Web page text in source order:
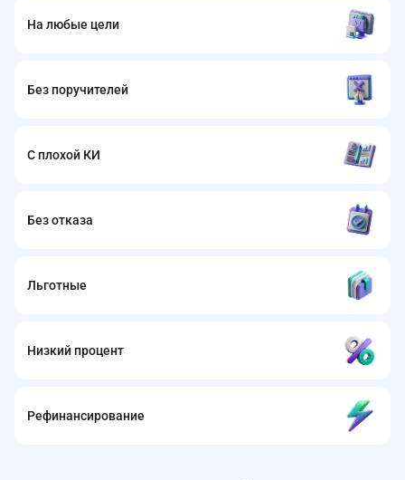
На любые цели
Без поручителей
С плохой КИ
Без отказа
Льготные
Низкий процент
Рефинансирование